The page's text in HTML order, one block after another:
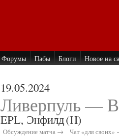
Форумы Пабы Блоги Новое на
19.05.2024
Ливерпуль —
EPL, Энфилд(H)
Обсуждение матча → Чат «для своих»